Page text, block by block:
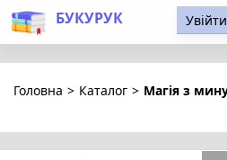
БУКУРУК Увійти
Головна > Каталог > Магія з